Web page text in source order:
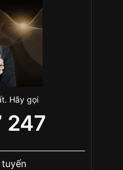
Hãy gọi
247